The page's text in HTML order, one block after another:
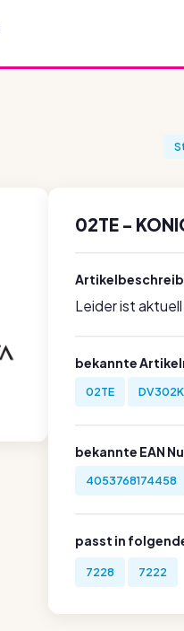
02TE -
Leider ist
bekannte
02TE DV302K
bekannte EAN
4053768174458
passt in
7228 7222